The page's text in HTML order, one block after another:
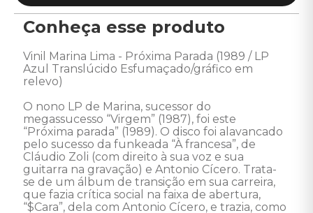
Conheça esse produto
Vinil Marina Lima - Próxima Parada (1989 / LP
Azul Translúcido Esfumaçado/gráfico em
relevo)
O nono LP de Marina, sucessor do
megassucesso “Virgem” (1987), foi este
“Próxima parada” (1989). O disco foi alavancado
pelo sucesso da funkeada “À francesa”, de
Cláudio Zoli (com direito à sua voz e sua
guitarra na gravação) e Antonio Cícero. Trata-
se de um álbum de transição em sua carreira,
que fazia crítica social na faixa de abertura,
“$Cara”, dela com Antonio Cícero, e trazia, como